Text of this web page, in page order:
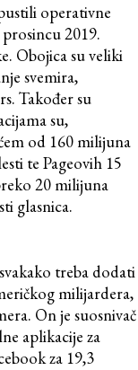
operativne
2019.
Obojica su veliki
svemira,
Također su
su,
od 160 milijuna
te Pageovih 15
20 milijuna
glasnica.
treba dodati
milijardera,
On je suosnivač
aplikacije za
za 19,3